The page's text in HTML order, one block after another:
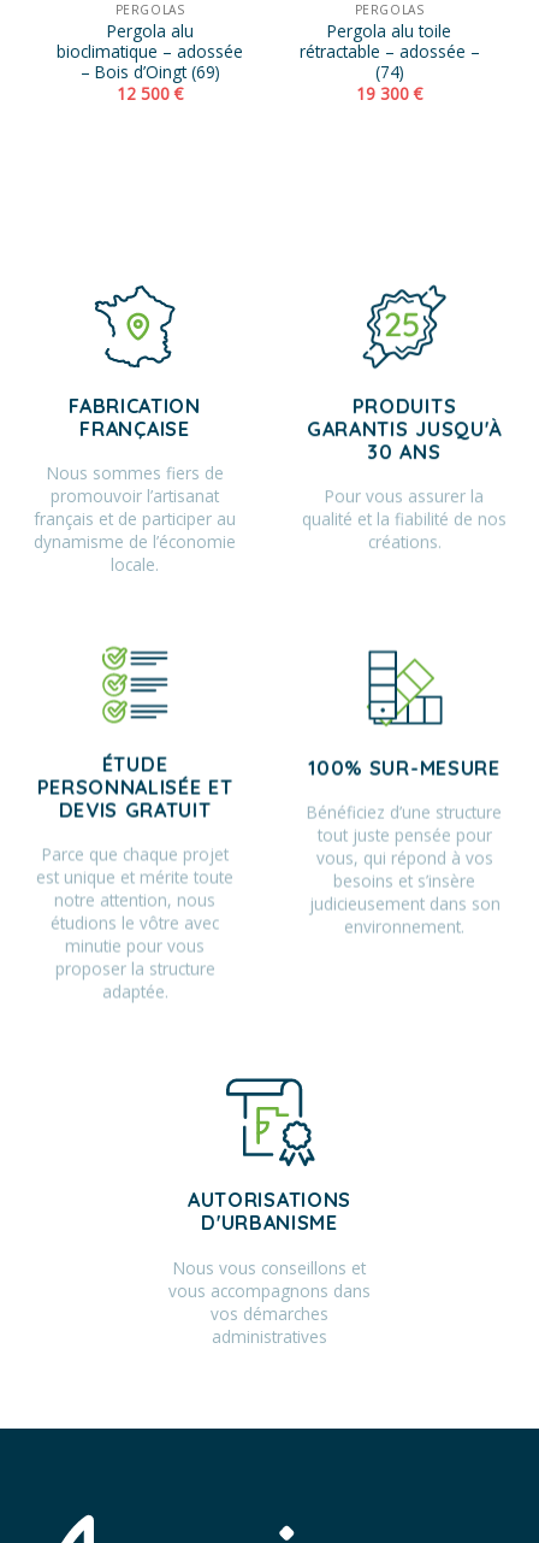
PERGOLAS
Pergola alu
bioclimatique – adossée
– Bois d’Oingt (69)
12 500€
PERGOLAS
Pergola alu toile
rétractable – adossée –
(74)
19 300€
FABRICATION
FRANÇAISE
Nous sommes fiers de
promouvoir l’artisanat
français et de participer au
dynamisme de l’économie
locale.
PRODUITS
GARANTIS JUSQU'À
30 ANS
Pour vous assurer la
qualité et la fiabilité de nos
créations.
ÉTUDE
PERSONNALISÉE ET
DEVIS GRATUIT
Parce que chaque projet
est unique et mérite toute
notre attention, nous
étudions le vôtre avec
minutie pour vous
proposer la structure
adaptée.
100% SUR-MESURE
Bénéficiez d’une structure
tout juste pensée pour
vous, qui répond à vos
besoins et s’insère
judicieusement dans son
environnement.
AUTORISATIONS
D'URBANISME
vous accompagnons dans
vos démarches
administratives